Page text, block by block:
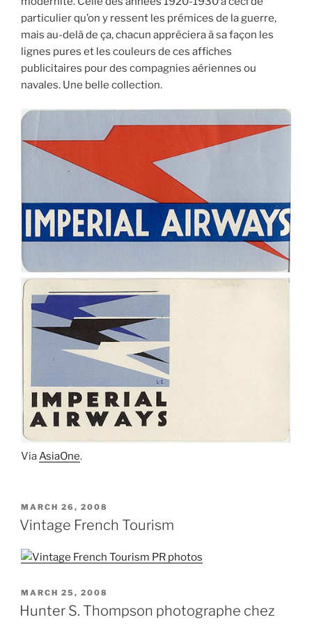
particulier qu’on y ressent les prémices de la guerre,
mais au-delà de ça, chacun appréciera à sa façon les
lignes pures et les couleurs de ces affiches
publicitaires pour des compagnies aériennes ou
navales. Une belle collection.
ViaAsiaOne.
POSTED
ON
MARCH 26, 2008
Vintage French Tourism
POSTED
ON
MARCH 25, 2008
Hunter S. Thompson photographe chez